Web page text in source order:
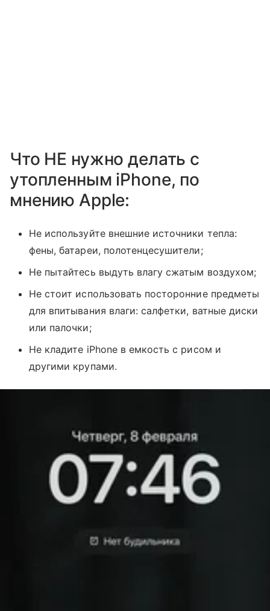
Что НЕ нужно делать с
утопленным iPhone, по
мнению Apple:
Не используйте внешние источники тепла:
фены, батареи, полотенцесушители;
Не пытайтесь выдуть влагу сжатым воздухом;
Не стоит использовать посторонние предметы
для впитывания влаги: салфетки, ватные диски
или палочки;
Не кладите iPhone в емкость с рисом и
другими крупами.